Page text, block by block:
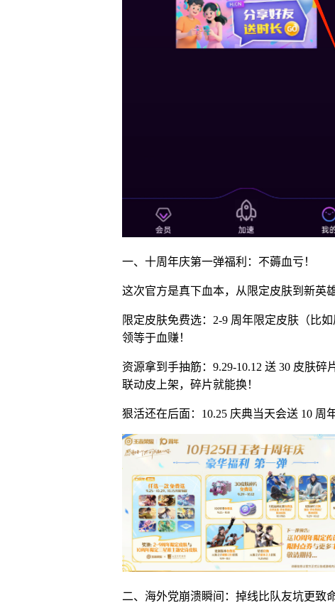
一、十周年庆第一弹福利：不薅血亏！
这次官方是真下血本，从限定皮肤到新英
限定皮肤免费选：2-9 周年限定皮肤（比
领等于血赚！
资源拿到手抽筋：9.29-10.12 送 30 皮肤
联动皮上架，碎片就能换！
狠活还在后面：10.25 庆典当天会送 10 周
二、海外党崩溃瞬间：掉线比队友坑更致